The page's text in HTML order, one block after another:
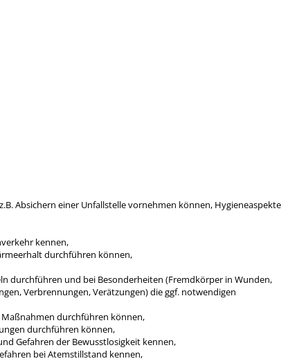
Absichern einer Unfallstelle vornehmen können, Hygieneaspekte
kennen,
durchführen können,
durchführen und bei Besonderheiten (Fremdkörper in Wunden,
Verbrennungen, Verätzungen) die ggf. notwendigen
durchführen können,
durchführen können,
Gefahren der Bewusstlosigkeit kennen,
bei Atemstillstand kennen,